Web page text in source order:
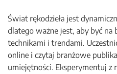
Świat rękodzieła jest
dlatego ważne jest, aby być na
technikami i trendami.
online i czytaj branżowe
umiejętności. Eksperymentuj z